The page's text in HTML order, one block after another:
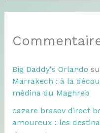
Big Daddy's Orlando
Marrakech : à la
médina du Maghreb
cazare brasov direct
amoureux : les